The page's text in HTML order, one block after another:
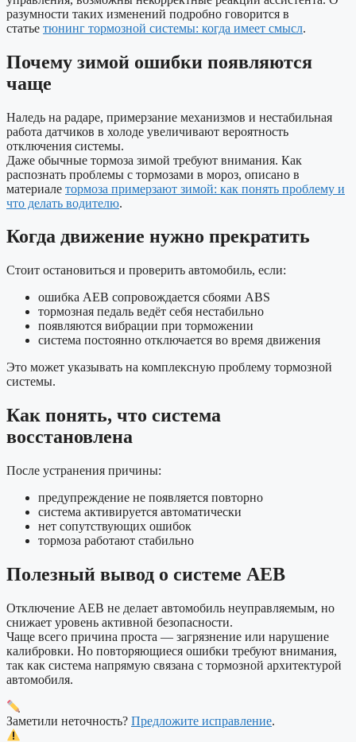
разумности таких изменений подробно говорится в
статье тюнинг тормозной системы: когда имеет смысл.
Почему зимой ошибки появляются
чаще
Наледь на радаре, примерзание механизмов и нестабильная
работа датчиков в холоде увеличивают вероятность
отключения системы.
Даже обычные тормоза зимой требуют внимания. Как
распознать проблемы с тормозами в мороз, описано в
материале тормоза примерзают зимой: как понять проблему и
что делать водителю.
Когда движение нужно прекратить
Стоит остановиться и проверить автомобиль, если:
ошибка AEB сопровождается сбоями ABS
тормозная педаль ведёт себя нестабильно
появляются вибрации при торможении
система постоянно отключается во время движения
Это может указывать на комплексную проблему тормозной
системы.
Как понять, что система
восстановлена
После устранения причины:
предупреждение не появляется повторно
система активируется автоматически
нет сопутствующих ошибок
тормоза работают стабильно
Полезный вывод о системе AEB
Отключение AEB не делает автомобиль неуправляемым, но
снижает уровень активной безопасности.
Чаще всего причина проста — загрязнение или нарушение
калибровки. Но повторяющиеся ошибки требуют внимания,
так как система напрямую связана с тормозной архитектурой
автомобиля.
Заметили неточность? Предложите исправление.